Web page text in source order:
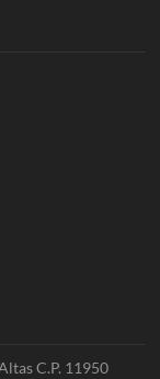
C.P. 11950